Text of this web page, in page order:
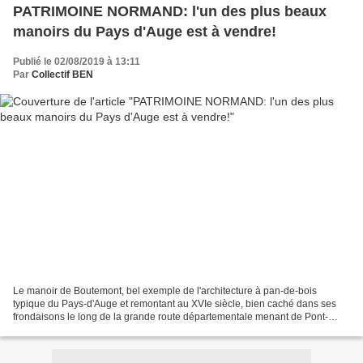
PATRIMOINE NORMAND: l'un des plus beaux
manoirs du Pays d'Auge est à vendre!
Publié le 02/08/2019 à 13:11
Par Collectif BEN
Le manoir de Boutemont, bel exemple de l'architecture à pan-de-bois
typique du Pays-d'Auge et remontant au XVIe siècle, bien caché dans ses
frondaisons le long de la grande route départementale menant de Pont-